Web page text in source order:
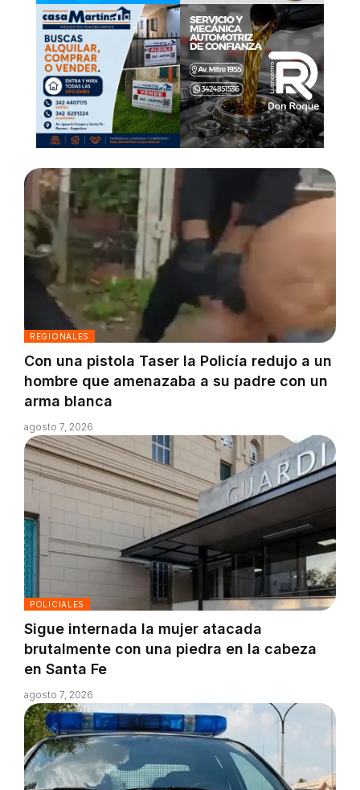
REGIONALES
Con una pistola Taser la Policía redujo a un
hombre que amenazaba a su padre con un
arma blanca
agosto 7, 2026
POLICIALES
Sigue internada la mujer atacada
brutalmente con una piedra en la cabeza
en Santa Fe
agosto 7, 2026